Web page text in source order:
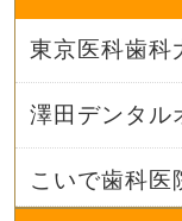
東京医科歯科
澤田デンタル
こいで歯科医